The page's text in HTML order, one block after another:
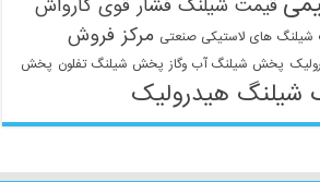
قیمت شیلنگ فشار قوی کارواش
های لاستیکی صنعتی مرکز فروش
پخش شیلنگ آب وگاز پخش شیلنگ تفلون پخش
شیلنگ هیدرولیک